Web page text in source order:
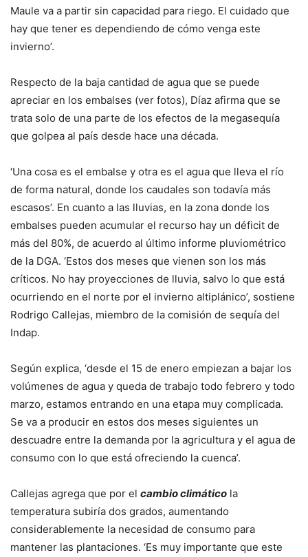
Maule va a partir sin capacidad para riego. El cuidado que
hay que tener es dependiendo de cómo venga este
invierno’.
Respecto de la baja cantidad de agua que se puede
apreciar en los embalses (ver fotos), Díaz afirma que se
trata solo de una parte de los efectos de la megasequía
que golpea al país desde hace una década.
‘Una cosa es el embalse y otra es el agua que lleva el río
de forma natural, donde los caudales son todavía más
escasos’. En cuanto a las lluvias, en la zona donde los
embalses pueden acumular el recurso hay un déficit de
más del 80%, de acuerdo al último informe pluviométrico
de la DGA. ‘Estos dos meses que vienen son los más
críticos. No hay proyecciones de lluvia, salvo lo que está
ocurriendo en el norte por el invierno altiplánico’, sostiene
Rodrigo Callejas, miembro de la comisión de sequía del
Indap.
Según explica, ‘desde el 15 de enero empiezan a bajar los
volúmenes de agua y queda de trabajo todo febrero y todo
marzo, estamos entrando en una etapa muy complicada.
Se va a producir en estos dos meses siguientes un
descuadre entre la demanda por la agricultura y el agua de
consumo con lo que está ofreciendo la cuenca’.
Callejas agrega que por el cambio climático la
temperatura subiría dos grados, aumentando
considerablemente la necesidad de consumo para
mantener las plantaciones. ‘Es muy importante que este